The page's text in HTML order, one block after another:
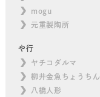
mogu
元重製陶所
や行
ヤチコダルマ
柳井金魚ちょうちん
八橋人形